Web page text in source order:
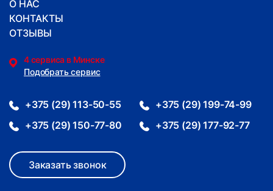
О НАС
КОНТАКТЫ
ОТЗЫВЫ
4 сервиса в Минске
Подобрать сервис
+375 (29) 113-50-55
+375 (29) 199-74-99
+375 (29) 150-77-80
+375 (29) 177-92-77
Заказать звонок